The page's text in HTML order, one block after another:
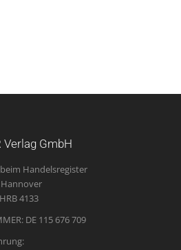
Verlag GmbH
Handelsregister
4133
DE 115 676 709